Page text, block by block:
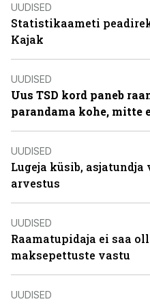
UUDISED
Statistikaameti
Kajak
UUDISED
Uus TSD kord paneb
parandama kohe, mitte
UUDISED
Lugeja küsib,
arvestus
UUDISED
Raamatupidaja ei saa
maksepettuste vastu
UUDISED